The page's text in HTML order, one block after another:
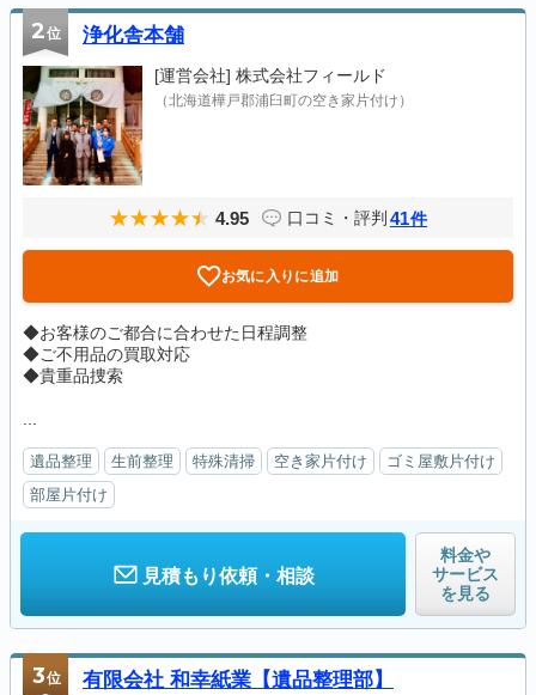
2位 浄化舎本舗
[運営会社] 株式会社フィールド
（北海道樺戸郡浦臼町の空き家片付け）
4.95 口コミ・評判 41件
お気に入りに追加
◆お客様のご都合に合わせた日程調整
◆ご不用品の買取対応
◆貴重品捜索
遺品整理 生前整理 特殊清掃 空き家片付け
ゴミ屋敷片付け
部屋片付け
見積もり依頼・相談
料金や
サービス
を見る
3位 有限会社 和幸紙業【遺品整理部】